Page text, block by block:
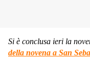
Si è conclusa ieri la
della novena a San